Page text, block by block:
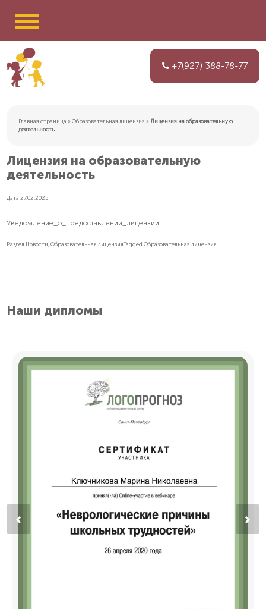
Skip
+7(927) 388-78-77
Главная страница »Образовательная лицензия » Лицензия на образовательную
деятельность
Лицензия на образовательную
деятельность
Дата 27.02.2025
Уведомление_о_предоставлении_лицензии
Раздел Новости ,Образовательная лицензияTaggedОбразовательная лицензия
Наши дипломы